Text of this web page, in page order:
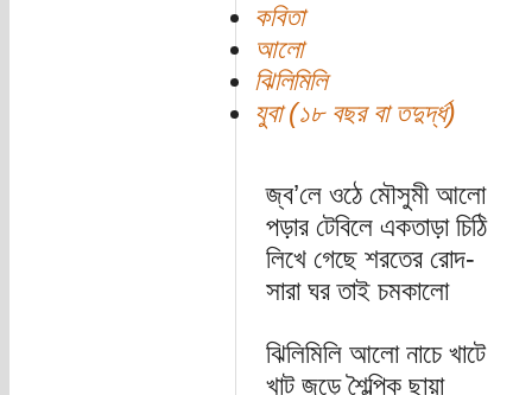
কবিতা
আলো
ঝিলিমিলি
যুবা (১৮ বছর বা তদুর্দ্ধ)
জ্ব’লে ওঠে মৌসুমী আলো
পড়ার টেবিলে একতাড়া চিঠি
লিখে গেছে শরতের রোদ-
সারা ঘর তাই চমকালো
ঝিলিমিলি আলো নাচে খাটে
খাট জুড়ে শৈল্পিক ছায়া